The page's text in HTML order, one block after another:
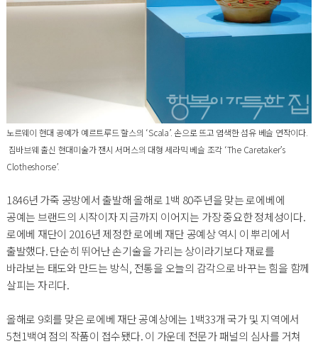
노르웨이 현대 공예가 예르트루드 할스의 ‘Scala’. 손으로 뜨고 염색한 섬유 베슬 연작이다.
짐바브웨 출신 현대미술가 잰시 서머스의 대형 세라믹 베슬 조각 ‘The Caretaker’s
Clotheshorse’.
1846년 가죽 공방에서 출발해 올해로 1백 80주년을 맞는 로에베에
공예는 브랜드의 시작이자 지금까지 이어지는 가장 중요한 정체성이다.
로에베 재단이 2016년 제정한 로에베 재단 공예상 역시 이 뿌리에서
출발했다. 단순히 뛰어난 손기술을 가리는 상이라기보다 재료를
바라보는 태도와 만드는 방식, 전통을 오늘의 감각으로 바꾸는 힘을 함께
살피는 자리다.
올해로 9회를 맞은 로에베 재단 공예상에는 1백33개 국가 및 지역에서
5천1백여 점의 작품이 접수됐다. 이 가운데 전문가 패널의 심사를 거쳐